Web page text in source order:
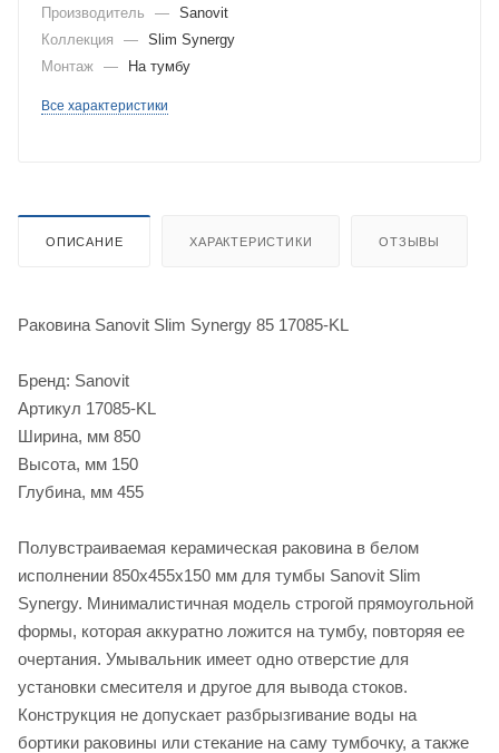
Производитель
— Sanovit
Коллекция
— Slim Synergy
Монтаж — На тумбу
Все характеристики
ОПИСАНИЕ ХАРАКТЕРИСТИКИ ОТЗЫВЫ
Раковина Sanovit Slim Synergy 85 17085-KL
Бренд: Sanovit
Артикул 17085-KL
Ширина, мм 850
Высота, мм 150
Глубина, мм 455
Полувстраиваемая керамическая раковина в белом
исполнении 850х455х150 мм для тумбы Sanovit Slim
Synergy. Минималистичная модель строгой прямоугольной
формы, которая аккуратно ложится на тумбу, повторяя ее
очертания. Умывальник имеет одно отверстие для
установки смесителя и другое для вывода стоков.
Конструкция не допускает разбрызгивание воды на
бортики раковины или стекание на саму тумбочку, а также